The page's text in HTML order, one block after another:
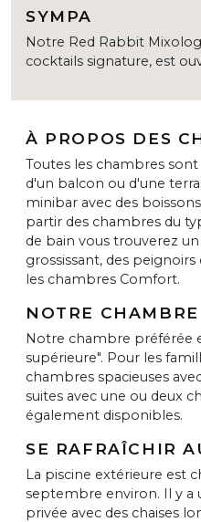
SYMPA
Notre Red Rabbit
cocktails signature, est
À PROPOS DES
Toutes les chambres
d'un balcon ou d'une
minibar avec des
partir des chambres du
de bain vous trouverez
grossissant, des
les chambres Comfort.
NOTRE
Notre chambre préférée
supérieure". Pour les
chambres spacieuses
suites avec une ou deux
également disponibles.
SE RAFRAÎCHIR
La piscine extérieure est
septembre environ. Il y a
privée avec des chaises